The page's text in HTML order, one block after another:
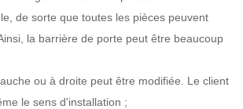
de sorte que toutes les pièces peuvent
la barrière de porte peut être beaucoup
ou à droite peut être modifiée. Le client
le sens d'installation ;